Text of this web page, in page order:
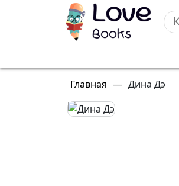
Главная — Дина Дэ